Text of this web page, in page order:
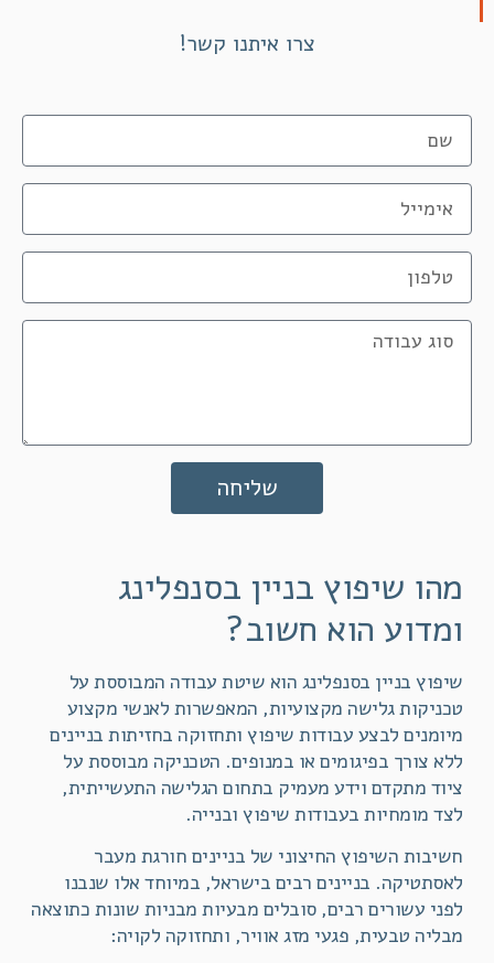
צרו איתנו קשר!
שליחה
מהו שיפוץ בניין בסנפלינג
ומדוע הוא חשוב?
שיפוץ בניין בסנפלינג הוא שיטת עבודה המבוססת על
טכניקות גלישה מקצועיות, המאפשרות לאנשי מקצוע
מיומנים לבצע עבודות שיפוץ ותחזוקה בחזיתות בניינים
ללא צורך בפיגומים או במנופים. הטכניקה מבוססת על
ציוד מתקדם וידע מעמיק בתחום הגלישה התעשייתית,
לצד מומחיות בעבודות שיפוץ ובנייה.
חשיבות השיפוץ החיצוני של בניינים חורגת מעבר
לאסתטיקה. בניינים רבים בישראל, במיוחד אלו שנבנו
לפני עשורים רבים, סובלים מבעיות מבניות שונות כתוצאה
מבליה טבעית, פגעי מזג אוויר, ותחזוקה לקויה: